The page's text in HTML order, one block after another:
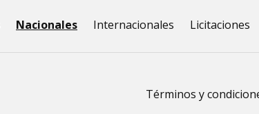
Nacionales Internacionales Licitaciones
Términos y